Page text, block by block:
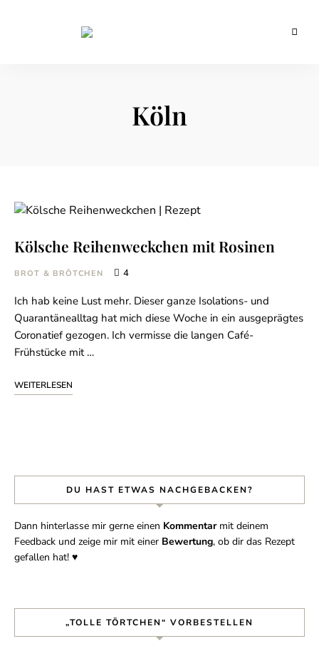
Köln
Kölsche Reihenweckchen mit Rosinen
BROT & BRÖTCHEN 4
Ich hab keine Lust mehr. Dieser ganze Isolations- und
Quarantänealltag hat mich diese Woche in ein ausgeprägtes
Coronatief gezogen. Ich vermisse die langen Café-
Frühstücke mit …
WEITERLESEN
DU HAST ETWAS NACHGEBACKEN?
Dann hinterlasse mir gerne einen Kommentarmit deinem
Feedback und zeige mir mit einer Bewertung, ob dir das Rezept
gefallen hat! ♥︎
„TOLLE TÖRTCHEN“ VORBESTELLEN